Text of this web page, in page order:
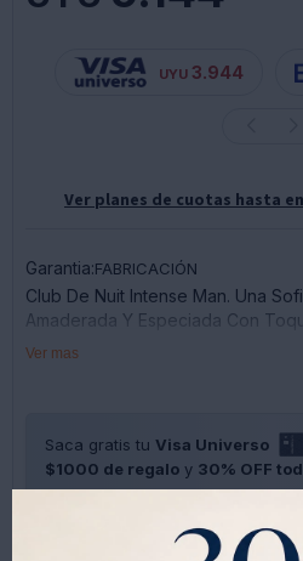
UYU 3.944
Ver planes de cuotas hasta
Garantia:FABRICACIÓN
Club De Nuit Intense Man. Una
Amaderada Y Especiada Con
Masculinidad Esquiva.
Notas De Corazón: Rosa, Abedul
Notas De Fondo: Almizcle, Ámbar
Ver mas
Saca gratis tu Visa Universo
$1000 de regalo y 30% OFF